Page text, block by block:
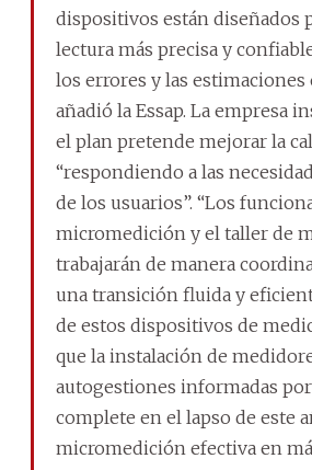
dispositivos están diseñados
lectura más precisa y
los errores y las estimaciones
añadió la Essap. La empresa
el plan pretende mejorar la
“respondiendo a las
de los usuarios”. “Los
micromedición y el taller de
trabajarán de manera
una transición fluida y
de estos dispositivos de
que la instalación de
autogestiones informadas
complete en el lapso de este
micromedición efectiva en